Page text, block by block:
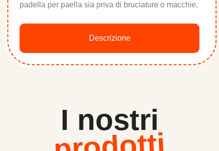
Descrizione
padella per paella sia priva di bruciature o macchie.
I nostri